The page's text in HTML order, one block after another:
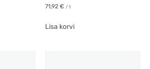
71,92 € / t
Lisa korvi